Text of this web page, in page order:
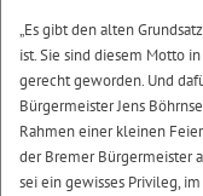
„Es gibt den alten
ist. Sie sind diesem Motto
gerecht geworden. Und
Bürgermeister Jens
Rahmen einer kleinen
der Bremer Bürgermeister
sei ein gewisses Privileg,